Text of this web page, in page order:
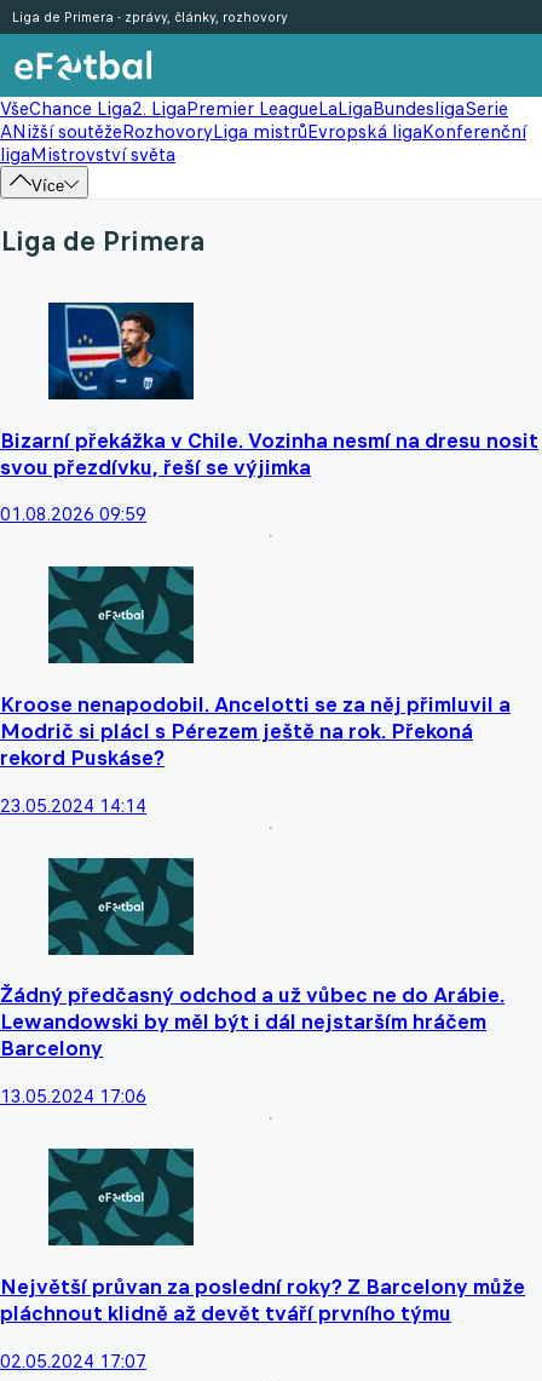
VšeChance Liga2. LigaPremier LeagueLaLigaBundesligaSerie
ANižší soutěžeRozhovoryLiga mistrůEvropská ligaKonferenční
ligaMistrovství světa
Více
Liga de Primera - zprávy, články, rozhovory
Liga de Primera
Bizarní překážka v Chile. Vozinha nesmí na dresu nosit
svou přezdívku, řeší se výjimka
01.08.2026 09:59
Kroose nenapodobil. Ancelotti se za něj přimluvil a
Modrič si plácl s Pérezem ještě na rok. Překoná
rekord Puskáse?
23.05.2024 14:14
Žádný předčasný odchod a už vůbec ne do Arábie.
Lewandowski by měl být i dál nejstarším hráčem
Barcelony
13.05.2024 17:06
Největší průvan za poslední roky? Z Barcelony může
pláchnout klidně až devět tváří prvního týmu
02.05.2024 17:07